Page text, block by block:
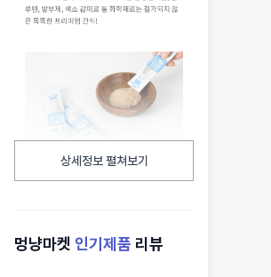
상세정보 펼쳐보기
멍냥마켓 인기제품 리뷰